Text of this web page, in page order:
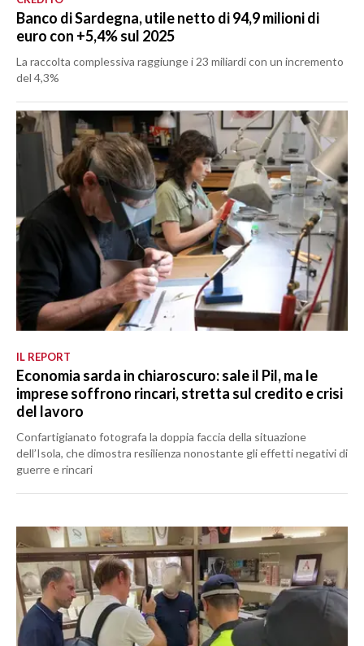
Banco di Sardegna, utile netto di 94,9 milioni di
euro con +5,4% sul 2025
La raccolta complessiva raggiunge i 23 miliardi con un incremento
del 4,3%
IL REPORT
Economia sarda in chiaroscuro: sale il Pil, ma le
imprese soffrono rincari, stretta sul credito e crisi
del lavoro
Confartigianato fotografa la doppia faccia della situazione
dell’Isola, che dimostra resilienza nonostante gli effetti negativi di
guerre e rincari